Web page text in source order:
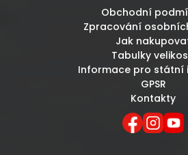
Obchodní
Zpracování
Jak
Tabulky
Informace pro státní
GPSR
Kontakty